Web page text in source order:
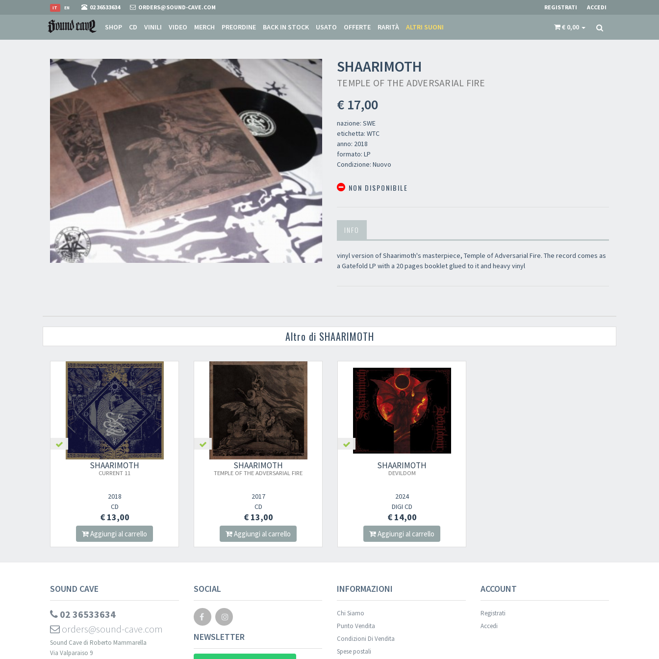
EN
IT 02 36533634 ORDERS@SOUND-CAVE.COM REGISTRATI ACCEDI
SHOP CD VINILI VIDEO MERCH PREORDINE BACK IN STOCK USATO OFFERTE RARITÀ ALTRI SUONI € 0,00
SHAARIMOTH
TEMPLE OF THE ADVERSARIAL FIRE
€ 17,00
nazione: SWE
etichetta: WTC
anno: 2018
formato: LP
Condizione: Nuovo
NON DISPONIBILE
INFO
vinyl version of Shaarimoth's masterpiece, Temple of Adversarial Fire. The record comes as
a Gatefold LP with a 20 pages booklet glued to it and heavy vinyl
Altro di SHAARIMOTH
SHAARIMOTH
CURRENT 11
2018
CD
€ 13,00
Aggiungi al carrello
SHAARIMOTH
TEMPLE OF THE ADVERSARIAL FIRE
2017
CD
€ 13,00
Aggiungi al carrello
SHAARIMOTH
DEVILDOM
2024
DIGI CD
€ 14,00
Aggiungi al carrello
SOUND CAVE
02 36533634
orders@sound-cave.com
Sound Cave di Roberto Mammarella
Via Valparaiso 9
SOCIAL
NEWSLETTER
INFORMAZIONI
Chi Siamo
Punto Vendita
Condizioni Di Vendita
Spese postali
ACCOUNT
Registrati
Accedi